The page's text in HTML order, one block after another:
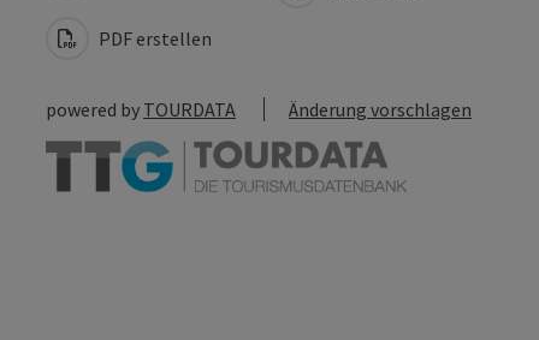
PDF erstellen
powered by TOURDATA Änderung vorschlagen